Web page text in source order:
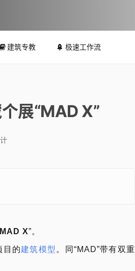
建筑专教 极速工作流
展“MAD X”
MAD X”。
目的建筑模型 。同“MAD”带有双重